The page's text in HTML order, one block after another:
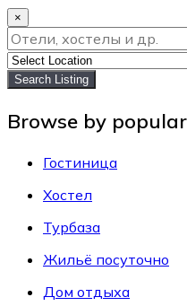
×
Search Listing
Browse by
Гостиница
Хостел
Турбаза
Жильё посуточно
Дом отдыха